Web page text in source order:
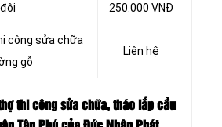
đôi
250.000 VNĐ
công sửa chữa
gỗ
Liên hệ
thi công sửa chữa, tháo lắp cầu